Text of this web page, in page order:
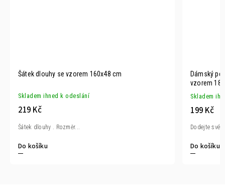
Šátek dlouhy se vzorem 160x48 cm
Skladem ihned k odeslání
219 Kč
Do košíku
Šátek dlouhy . Rozměr...
Dámský
vzorem
Skladem
199 Kč
Do košíku
Dodejte